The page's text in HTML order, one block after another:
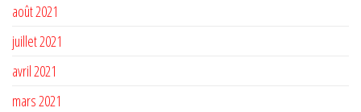
août 2021
juillet 2021
avril 2021
mars 2021